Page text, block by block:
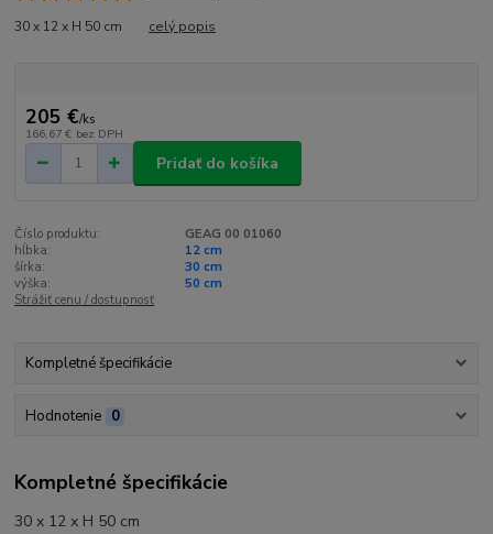
30 x 12 x H 50 cm celý popis
205 €/ks
166,67 € bez DPH
Pridať do košíka
Číslo produktu:
GEAG 00 01060
hĺbka:
12 cm
šírka:
30 cm
výška:
50 cm
Strážiť cenu / dostupnosť
Kompletné špecifikácie
Hodnotenie 0
Kompletné špecifikácie
30 x 12 x H 50 cm